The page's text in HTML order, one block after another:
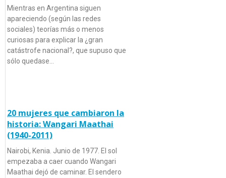
Mientras en Argentina siguen
apareciendo (según las redes
sociales) teorías más o menos
curiosas para explicar la ¿gran
catástrofe nacional?, que supuso que
sólo quedase…
20 mujeres que cambiaron la
historia: Wangari Maathai
(1940-2011)
Nairobi, Kenia. Junio de 1977. El sol
empezaba a caer cuando Wangari
Maathai dejó de caminar. El sendero